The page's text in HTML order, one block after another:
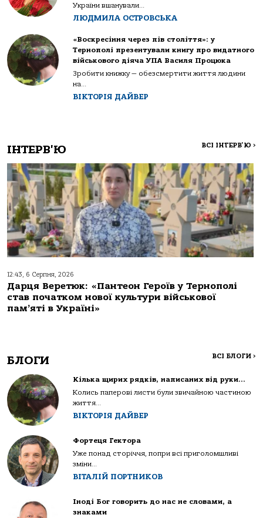
України вшанували...
ЛЮДМИЛА ОСТРОВСЬКА
«Воскресіння через пів століття»: у
Тернополі презентували книгу про видатного
військового діяча УПА Василя Процюка
Зробити книжку — обезсмертити життя людини
на...
ВІКТОРІЯ ДАЙВЕР
ІНТЕРВ'Ю ВСІ ІНТЕРВ'Ю >
12:43, 6 Серпня, 2026
Дарця Веретюк: «Пантеон Героїв у Тернополі
став початком нової культури військової
пам’яті в Україні»
БЛОГИ ВСІ БЛОГИ >
Кілька щирих рядків, написаних від руки…
Колись паперові листи були звичайною частиною
життя...
ВІКТОРІЯ ДАЙВЕР
Фортеця Гектора
Уже понад сторіччя, попри всі приголомшливі
зміни...
ВІТАЛІЙ ПОРТНИКОВ
Іноді Бог говорить до нас не словами, а
знаками